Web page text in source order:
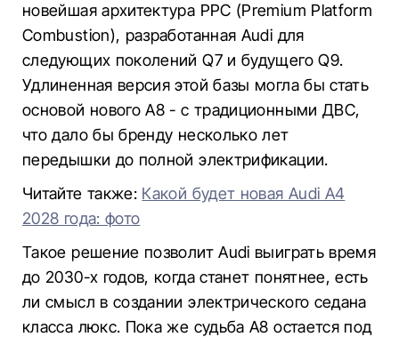
новейшая архитектура PPC (Premium Platform
Combustion), разработанная Audi для
следующих поколений Q7 и будущего Q9.
Удлиненная версия этой базы могла бы стать
основой нового A8 - с традиционными ДВС,
что дало бы бренду несколько лет
передышки до полной электрификации.
Читайте также: Какой будет новая Audi A4
2028 года: фото
Такое решение позволит Audi выиграть время
до 2030-х годов, когда станет понятнее, есть
ли смысл в создании электрического седана
класса люкс. Пока же судьба A8 остается под